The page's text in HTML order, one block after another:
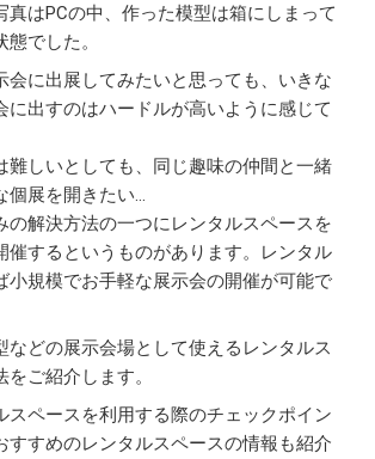
真はPCの中、作った模型は箱にしまって
でした。
会に出展してみたいと思っても、いきな
に出すのはハードルが高いように感じて
難しいとしても、同じ趣味の仲間と一緒
展を開きたい…
の解決方法の一つにレンタルスペースを
催するというものがあります。レンタル
小規模でお手軽な展示会の開催が可能で
などの展示会場として使えるレンタルス
ご紹介します。
スペースを利用する際のチェックポイン
すすめのレンタルスペースの情報も紹介